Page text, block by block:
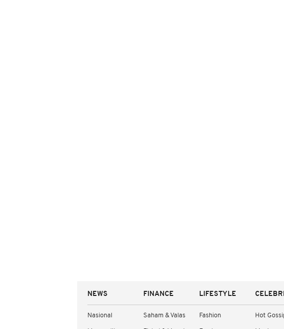
NEWS
Nasional
FINANCE
Saham & Valas
LIFESTYLE
Fashion Hot